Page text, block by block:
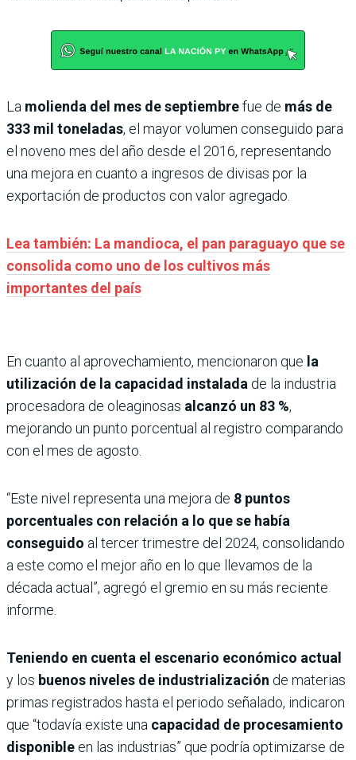
La molienda del mes de septiembrefue de más de
333 mil toneladas, el mayor volumen conseguido para
el noveno mes del año desde el 2016, representando
una mejora en cuanto a ingresos de divisas por la
exportación de productos con valor agregado.
Lea también: La mandioca, el pan paraguayo que se
consolida como uno de los cultivos más
importantes del país
En cuanto al aprovechamiento, mencionaron que la
utilización de la capacidad instalada de la industria
procesadora de oleaginosas alcanzó un 83 %,
mejorando un punto porcentual al registro comparando
con el mes de agosto.
“Este nivel representa una mejora de 8 puntos
porcentuales con relación a lo que se había
conseguido al tercer trimestre del 2024, consolidando
a este como el mejor año en lo que llevamos de la
década actual”, agregó el gremio en su más reciente
informe.
Teniendo en cuenta el escenario económico actual
y los buenos niveles de industrialización de materias
primas registrados hasta el periodo señalado, indicaron
que “todavía existe una capacidad de procesamiento
disponible en las industrias” que podría optimizarse de